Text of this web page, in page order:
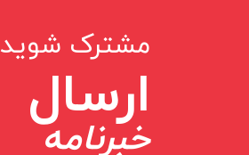
مشترک شوید
ارسال
خبرنامه